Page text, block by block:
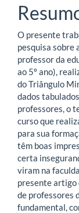
O presente
pesquisa sobre
professor da
ao 5º ano),
do Triângulo
dados
professores, o
curso que
para sua
têm boas
certa
viram na
presente artigo
de professores
fundamental,